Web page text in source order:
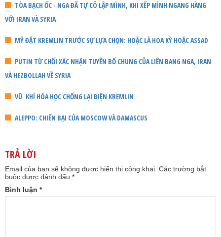
TÒA BẠCH ỐC - NGA ĐÃ TỰ CÔ LẬP MÌNH, KHI XẾP MÌNH NGANG HÀNG
VỚI IRAN VÀ SYRIA
MỸ ĐẶT KREMLIN TRƯỚC SỰ LỰA CHỌN: HOẶC LÀ HOA KỲ HOẶC ASSAD
PUTIN TỪ CHỐI XÁC NHẬN TUYÊN BỐ CHUNG CỦA LIÊN BANG NGA, IRAN
VÀ HEZBOLLAH VỀ SYRIA
VŨ KHÍ HÓA HỌC CHỐNG LẠI ĐIỆN KREMLIN
ALEPPO: CHIẾN BẠI CỦA MOSCOW VÀ DAMASCUS
TRẢ LỜI
Email của bạn sẽ không được hiển thị công khai. Các trường bắt
buộc được đánh dấu *
Bình luận *